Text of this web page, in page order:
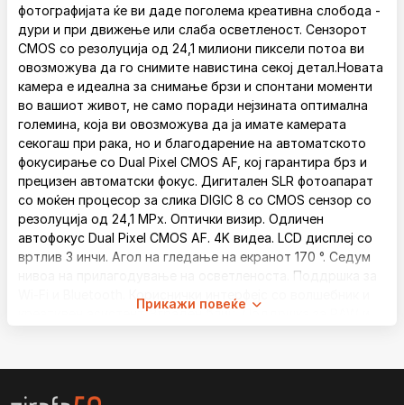
фотографијата ќе ви даде поголема креативна слобода -
дури и при движење или слаба осветленост. Сензорот
CMOS со резолуција од 24,1 милиони пиксели потоа ви
овозможува да го снимите навистина секој детал.Новата
камера е идеална за снимање брзи и спонтани моменти
во вашиот живот, не само поради нејзината оптимална
големина, која ви овозможува да ја имате камерата
секогаш при рака, но и благодарение на автоматското
фокусирање со Dual Pixel CMOS AF, кој гарантира брз и
прецизен автоматски фокус. Дигитален SLR фотоапарат
со моќен процесор за слика DIGIC 8 со CMOS сензор со
резолуција од 24,1 MPx. Оптички визир. Одличен
автофокус Dual Pixel CMOS AF. 4K видеа. LCD дисплеј со
вртлив 3 инчи. Агол на гледање на екранот 170 °. Седум
нивоа на прилагодување на осветленоста. Поддршка за
креативен асистент. Вграден блиц. Поддршка за RAW и
Конструкција на телото на камерата, алуминиумска
Прикажи повеќе